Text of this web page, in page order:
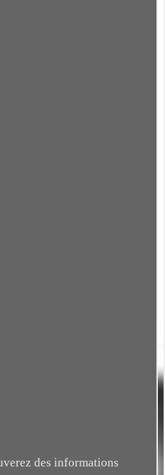
des informations